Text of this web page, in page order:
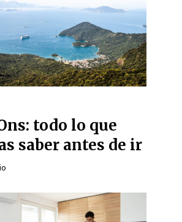
todo lo que
saber antes de ir